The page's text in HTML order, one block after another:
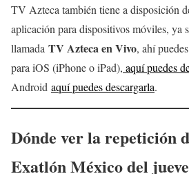
TV Azteca también tiene a disposición
aplicación para dispositivos móviles, ya
llamada TV Azteca en Vivo, ahí
para iOS (iPhone o iPad), aquí puedes
Android aquí puedes descargarla.
Dónde ver la repetición
Exatlón México del